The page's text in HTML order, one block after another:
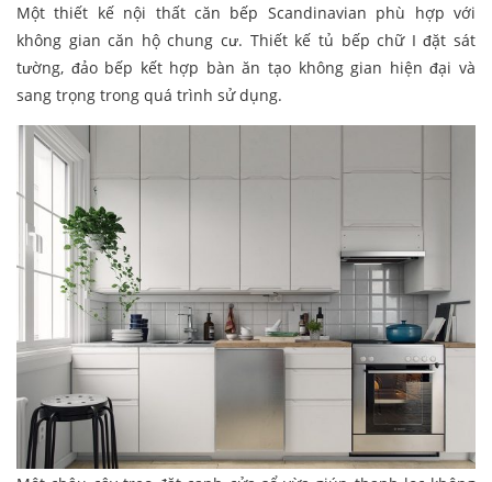
Một thiết kế nội thất căn bếp Scandinavian phù hợp với
không gian căn hộ chung cư. Thiết kế tủ bếp chữ I đặt sát
tường, đảo bếp kết hợp bàn ăn tạo không gian hiện đại và
sang trọng trong quá trình sử dụng.